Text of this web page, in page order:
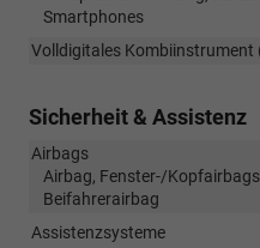
Smartphones
Volldigitales Kombiinstrument
Sicherheit & Assistenz
Airbags
Airbag, Fenster-/
Beifahrerairbag
Assistenzsysteme